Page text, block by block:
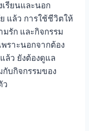
เรียนและนอก
แล้ว การใช้ชีวิตให้
มรัก และกิจกรรม
พราะนอกจากต้อง
ล้ว ยังต้องดูแล
บกิจกรรมของ
ว